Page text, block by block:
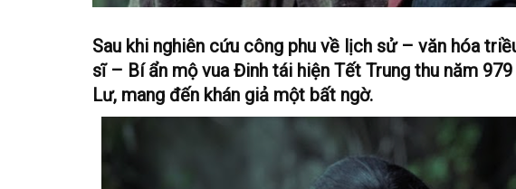
Sau khi nghiên cứu công phu về lịch sử – văn hóa
sĩ – Bí ẩn mộ vua Đinh tái hiện Tết Trung thu năm
Lư, mang đến khán giả một bất ngờ.